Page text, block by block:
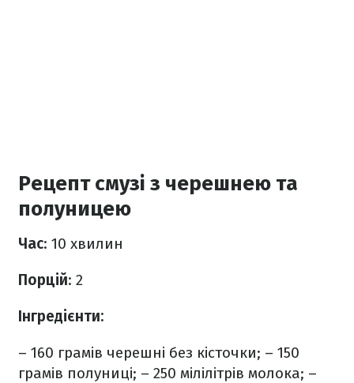
Рецепт смузі з черешнею та
полуницею
Час: 10 хвилин
Порцій: 2
Інгредієнти:
– 160 грамів черешні без кісточки; – 150
грамів полуниці; – 250 мілілітрів молока; –